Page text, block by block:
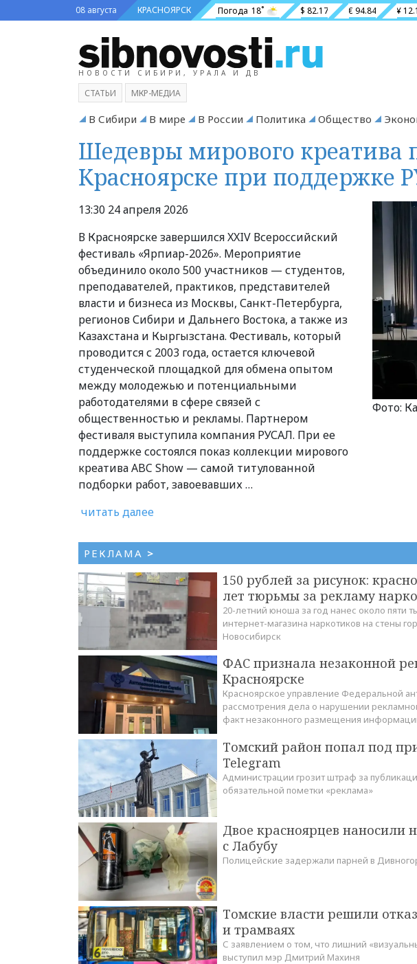
08 августа КРАСНОЯРСК Погода 18˚ $ 82.17 € 94.84 ¥
НОВОСТИ СИБИРИ, УРАЛА И ДВ
СТАТЬИ МКР-МЕДИА
В Сибири В мире В России Политика Общество
Шедевры мирового креатива
Красноярске при поддержке
13:30 24 апреля 2026
В Красноярске завершился XXIV Всероссийский
фестиваль «Ярпиар-2026». Мероприятие
объединило около 500 участников — студентов,
преподавателей, практиков, представителей
власти и бизнеса из Москвы, Санкт-Петербурга,
регионов Сибири и Дальнего Востока, а также из
Казахстана и Кыргызстана. Фестиваль, который
проводится с 2003 года, остается ключевой
студенческой площадкой для обмена опытом
между молодежью и потенциальными
работодателями в сфере связей с
общественностью и рекламы. Партнером
фестиваля выступила компания РУСАЛ. При ее
поддержке состоялся показ коллекции мирового
креатива ABC Show — самой титулованной
подборки работ, завоевавших …
читать далее
Фото:
РЕКЛАМА >
150 рублей за рисунок:
лет тюрьмы за рекламу
20-летний юноша за год нанес около пяти
интернет-магазина наркотиков на стены
Новосибирск
ФАС признала незаконной
Красноярске
Красноярское управление Федеральной
рассмотрения дела о нарушении
факт незаконного размещения
Томский район попал под
Telegram
Администрации грозит штраф за
обязательной пометки «реклама»
Двое красноярцев наносили
с Лабубу
Полицейские задержали парней в
Томские власти решили
и трамваях
С заявлением о том, что лишний
выступил мэр Дмитрий Махиня